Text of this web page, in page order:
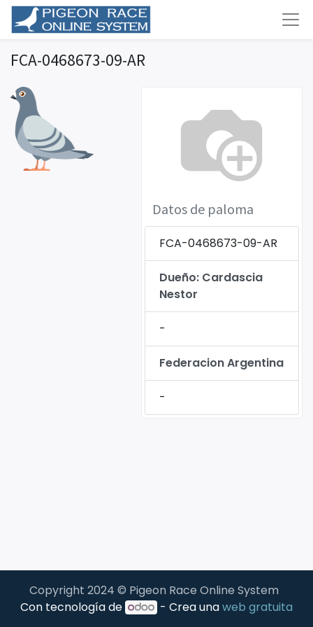
FCA-0468673-09-AR
Datos de paloma
FCA-0468673-09-AR
Dueño: Cardascia
Nestor
-
Federacion Argentina
-
Copyright 2024 © Pigeon Race Online System
Con tecnología de
- Crea unaweb gratuita